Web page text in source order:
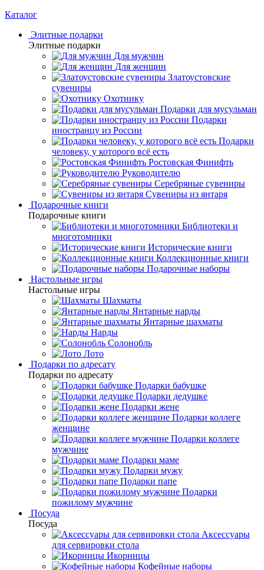
Каталог
Элитные подарки
Элитные подарки
Для мужчин
Для женщин
Златоустовские
сувениры
Охотнику
Подарки для мусульман
Подарки
иностранцу из России
Подарки
человеку, у которого всё есть
Ростовская Финифть
Руководителю
Серебряные сувениры
Сувениры из янтаря
Подарочные книги
Подарочные книги
Библиотеки и
многотомники
Исторические книги
Коллекционные книги
Подарочные наборы
Настольные игры
Настольные игры
Шахматы
Янтарные нарды
Янтарные шахматы
Нарды
Солонобль
Лото
Подарки по адресату
Подарки по адресату
Подарки бабушке
Подарки дедушке
Подарки жене
Подарки коллеге
женщине
Подарки коллеге
мужчине
Подарки маме
Подарки мужу
Подарки папе
Подарки
пожилому мужчине
Посуда
Посуда
Аксессуары
для сервировки стола
Икорницы
Кофейные наборы